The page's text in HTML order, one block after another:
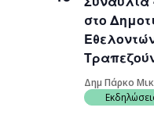
στο
Δημ Πάρκο